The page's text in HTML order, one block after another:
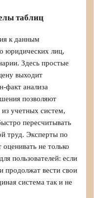
таблиц
к данным
юридических лиц,
Здесь простые
выходит
факт анализа
позволяют
учетных систем,
пересчитывать
труд. Эксперты по
не только
пользователей: если
продолжат вести свои
система так и не